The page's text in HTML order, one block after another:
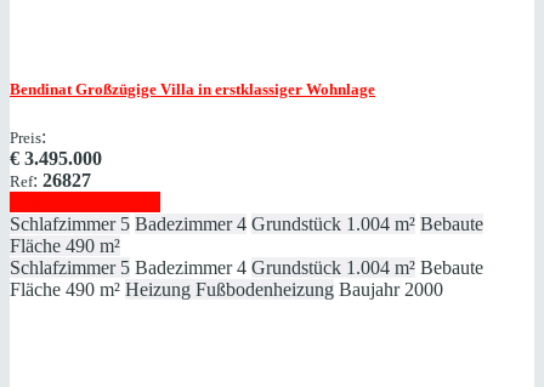
Bendinat Großzügige Villa in erstklassiger Wohnlage
Preis:
€ 3.495.000
Ref: 26827
Schlafzimmer 5 Badezimmer 4 Grundstück 1.004 m² Bebaute
Fläche 490 m²
Schlafzimmer 5 Badezimmer 4 Grundstück 1.004 m² Bebaute
Fläche 490 m² Heizung Fußbodenheizung Baujahr 2000